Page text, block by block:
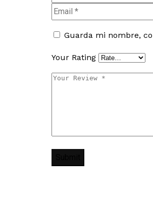
Guarda mi nombre,
Your Rating